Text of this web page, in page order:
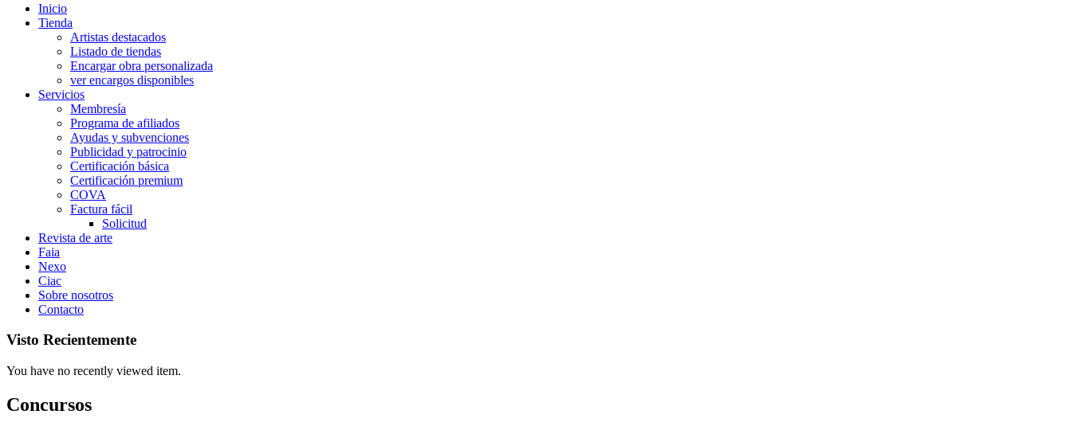
Inicio
Tienda
Artistas destacados
Listado de tiendas
Encargar obra personalizada
ver encargos disponibles
Servicios
Membresía
Programa de afiliados
Ayudas y subvenciones
Publicidad y patrocinio
Certificación básica
Certificación premium
COVA
Factura fácil
Solicitud
Revista de arte
Faia
Nexo
Ciac
Sobre nosotros
Contacto
Visto Recientemente
You have no recently viewed item.
Concursos